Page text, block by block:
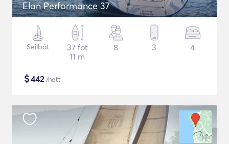
Elan Performance 37
Seilbåt
37 fot
11 m
8 3 4
$442/natt